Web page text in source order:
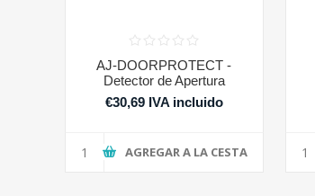
AJ-DOORPROTECT -
Detector de Apertura
€30,69 IVA incluido
AGREGAR A LA CESTA